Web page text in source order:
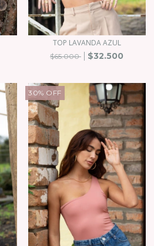
TOP LAVANDA AZUL
$65.000 $32.500
30% OFF